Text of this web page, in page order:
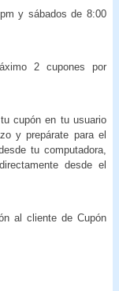
y sábados de 8:00
2 cupones por
cupón en tu usuario
y prepárate para el
tu computadora,
desde el
al cliente de Cupón